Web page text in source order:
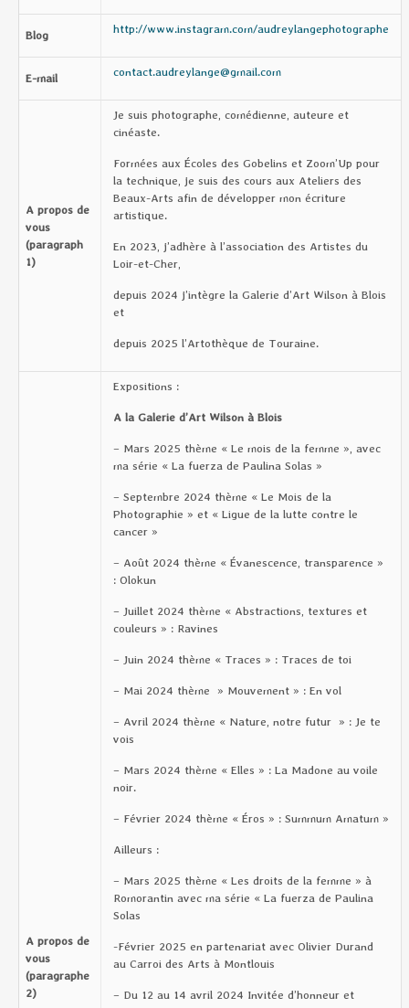
Blog http://www.instagram.com/audreylangephotographe
E-mail contact.audreylange@gmail.com
A propos de
vous
(paragraph
1)
Je suis photographe, comédienne, auteure et
cinéaste.
Formées aux Écoles des Gobelins et Zoom’Up pour
la technique, je suis des cours aux Ateliers des
Beaux-Arts afin de développer mon écriture
artistique.
En 2023, j’adhère à l’association des Artistes du
Loir-et-Cher,
depuis 2024 j’intègre la Galerie d’Art Wilson à Blois
et
depuis 2025 l’Artothèque de Touraine.
A propos de
vous
(paragraphe
2)
Expositions :
A la Galerie d’Art Wilson à Blois
– Mars 2025 thème « Le mois de la femme », avec
ma série « La fuerza de Paulina Solas »
– Septembre 2024 thème « Le Mois de la
Photographie » et « Ligue de la lutte contre le
cancer »
– Août 2024 thème « Évanescence, transparence »
: Olokun
– Juillet 2024 thème « Abstractions, textures et
couleurs » : Ravines
– Juin 2024 thème « Traces » : Traces de toi
– Mai 2024 thème » Mouvement » : En vol
– Avril 2024 thème « Nature, notre futur » : Je te
vois
– Mars 2024 thème « Elles » : La Madone au voile
noir.
– Février 2024 thème « Éros » : Summum Amatum »
Ailleurs :
– Mars 2025 thème « Les droits de la femme » à
Romorantin avec ma série « La fuerza de Paulina
Solas
-Février 2025 en partenariat avec Olivier Durand
au Carroi des Arts à Montlouis
– Du 12 au 14 avril 2024 Invitée d’honneur et